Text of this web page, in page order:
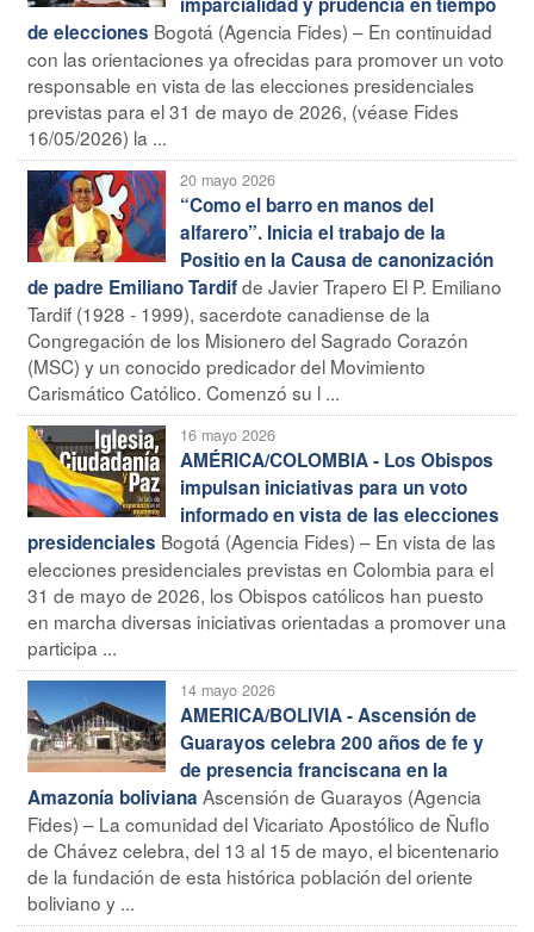
de elecciones Bogotá (Agencia Fides) – En continuidad
con las orientaciones ya ofrecidas para promover un voto
responsable en vista de las elecciones presidenciales
previstas para el 31 de mayo de 2026, (véase Fides
16/05/2026) la ...
20 mayo 2026
“Como el barro en manos del
alfarero”. Inicia el trabajo de la
Positio en la Causa de canonización
de padre Emiliano Tardifde Javier Trapero El P. Emiliano
Tardif (1928 - 1999), sacerdote canadiense de la
Congregación de los Misionero del Sagrado Corazón
(MSC) y un conocido predicador del Movimiento
Carismático Católico. Comenzó su l ...
16 mayo 2026
AMÉRICA/COLOMBIA - Los Obispos
impulsan iniciativas para un voto
informado en vista de las elecciones
presidenciales Bogotá (Agencia Fides) – En vista de las
elecciones presidenciales previstas en Colombia para el
31 de mayo de 2026, los Obispos católicos han puesto
en marcha diversas iniciativas orientadas a promover una
participa ...
14 mayo 2026
AMERICA/BOLIVIA - Ascensión de
Guarayos celebra 200 años de fe y
de presencia franciscana en la
Amazonía boliviana Ascensión de Guarayos (Agencia
Fides) – La comunidad del Vicariato Apostólico de Ñuflo
de Chávez celebra, del 13 al 15 de mayo, el bicentenario
de la fundación de esta histórica población del oriente
boliviano y ...